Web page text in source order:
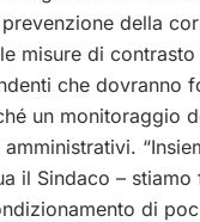
della
misure di
che dovranno
un monitoraggio
il Sindaco – stiamo
di